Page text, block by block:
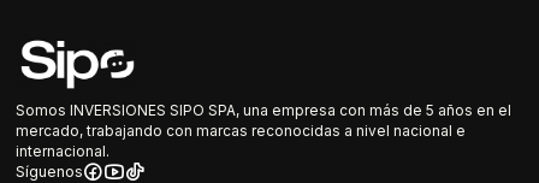
Somos INVERSIONES SIPO SPA, una empresa con más de 5 años en el
mercado, trabajando con marcas reconocidas a nivel nacional e
internacional.
Síguenos